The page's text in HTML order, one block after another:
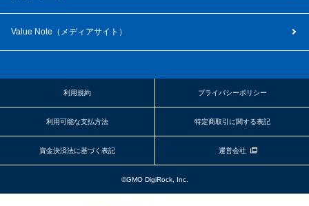
Value Note（ メディアサイト ）
利用規約 プライバシーポリシー
利用可能な支払方法 特定商取引に関する表記
資金決済法に基づく表記 運営会社
©GMO DigiRock, Inc.